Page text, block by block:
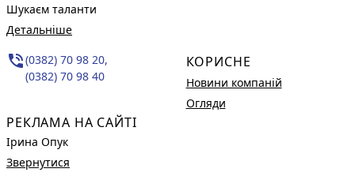
Шукаєм таланти
Детальніше
phone_in_talk(0382) 70 98 20,
(0382) 70 98 40
РЕКЛАМА НА САЙТІ
Ірина Опук
Звернутися
КОРИСНЕ
Новини компаній
Огляди